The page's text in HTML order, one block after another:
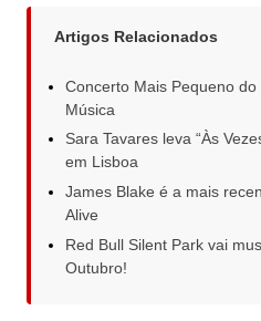
Artigos Relacionados
Concerto Mais Pequeno
Música
Sara Tavares leva “Às
em Lisboa
James Blake é a mais
Alive
Red Bull Silent Park vai
Outubro!